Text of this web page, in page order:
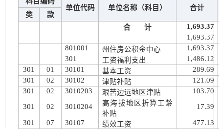
单位代码
单位名称（科目）
合计
类
款
合 计
1,693.37
1,693.37
801001
州住房公积金中心
1,693.37
301
工资福利支出
1,486.12
301
01 30101 基本工资
289.69
301
02 30102 津贴补贴
121.09
301
02 3010203 艰苦边远地区津贴
103.70
301
02 3010204
高海拔地区折算工龄
补贴
17.39
301 07 30107 绩效工资
477.13